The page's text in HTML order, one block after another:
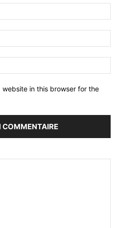
website in this browser for the